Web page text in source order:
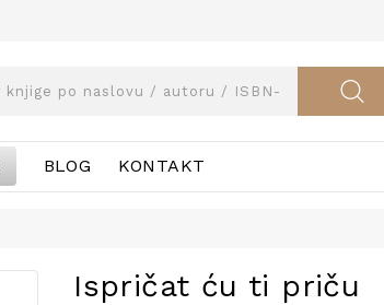
BLOG KONTAKT
Ispričat ću ti priču